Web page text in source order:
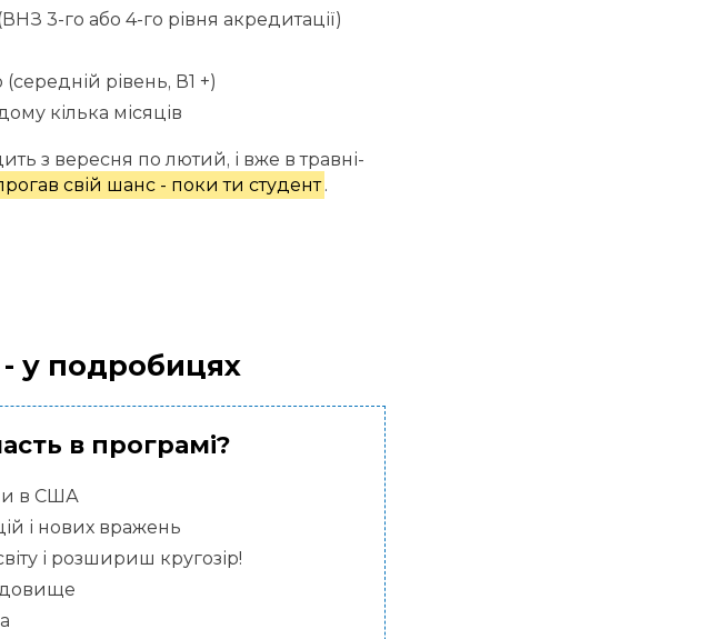
3-го або 4-го рівня акредитації)
рівень, В1 +)
кілька місяців
з вересня по лютий, і вже в травні-
свій шанс - поки ти студент .
у подробицях
в програмі?
в США
і нових вражень
і розшириш кругозір!